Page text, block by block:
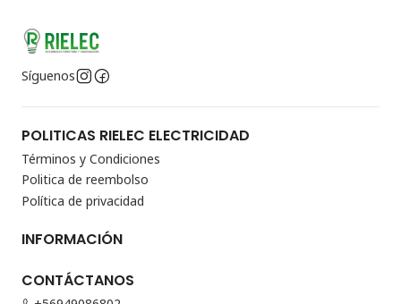
Síguenos
POLITICAS RIELEC ELECTRICIDAD
Términos y Condiciones
Politica de reembolso
Política de privacidad
INFORMACIÓN
CONTÁCTANOS